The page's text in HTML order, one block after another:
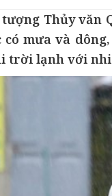
Thủy văn
mưa và
trời lạnh với